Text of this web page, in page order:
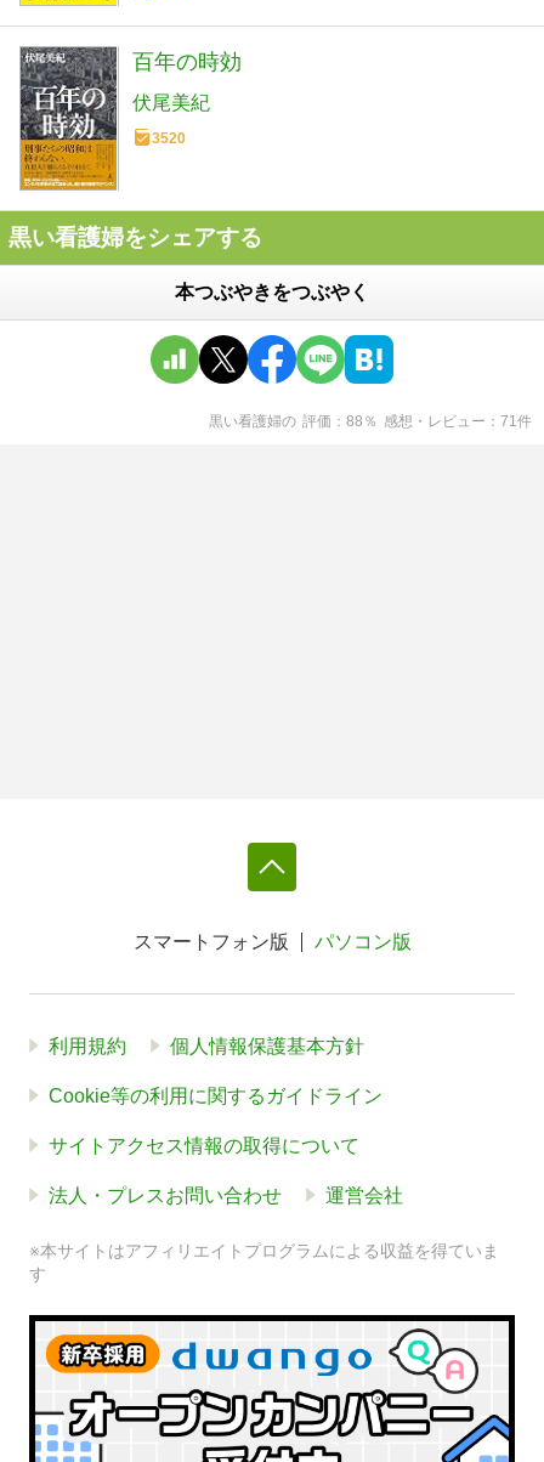
百年の時効
伏尾美紀
3520
黒い看護婦をシェアする
本つぶやきをつぶやく
黒い看護婦の 評価 88 ％ 感想・レビュー 71件
スマートフォン版 パソコン版
利用規約 個人情報保護基本方針
Cookie等の利用に関するガイドライン
サイトアクセス情報の取得について
法人・プレスお問い合わせ 運営会社
※本サイトはアフィリエイトプログラムによる収益を得ていま
す